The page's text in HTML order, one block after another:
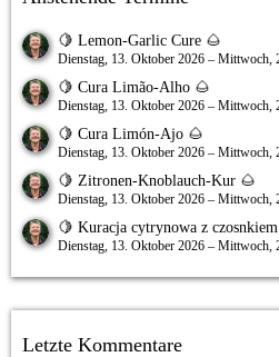
🍋 Lemon-Garlic Cure 🌰
Dienstag, 13. Oktober 2026 – Mittwoch,
🍋 Cura Limão-Alho 🌰
Dienstag, 13. Oktober 2026 – Mittwoch,
🍋 Cura Limón-Ajo 🌰
Dienstag, 13. Oktober 2026 – Mittwoch,
🍋 Zitronen-Knoblauch-Kur 🌰
Dienstag, 13. Oktober 2026 – Mittwoch,
🍋 Kuracja cytrynowa z
Dienstag, 13. Oktober 2026 – Mittwoch,
Letzte Kommentare